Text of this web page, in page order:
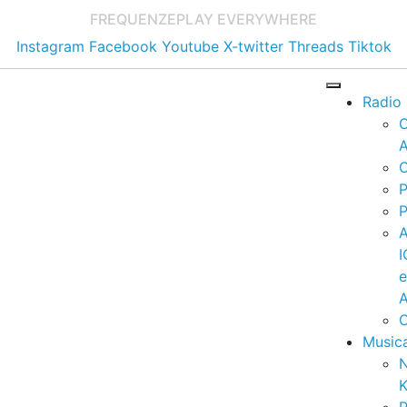
FREQUENZEPLAY EVERYWHERE
Instagram Facebook Youtube X-twitter Threads Tiktok
Radio
e